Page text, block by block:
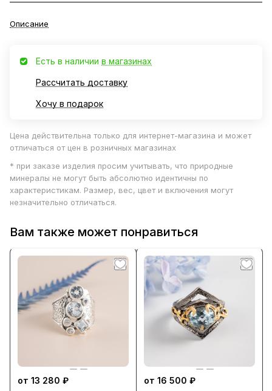
Описание
Есть в наличии в магазинах
Рассчитать доставку
Хочу в подарок
Цена действительна только для интернет-магазина и может
отличаться от цен в розничных магазинах
* при заказе изделия просим учитывать, что природные
минералы не могут быть абсолютно идентичны по
характеристикам. Размер, вес, цвет и включения могут
незначительно отличаться.
Вам также может понравиться
от 13 280 ₽
от 16 500 ₽